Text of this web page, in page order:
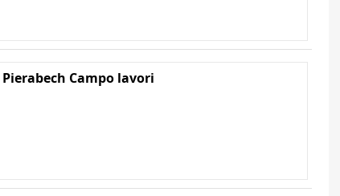
Pierabech Campo lavori